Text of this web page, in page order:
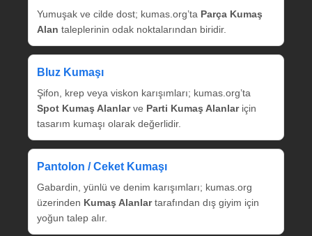
Yumuşak ve cilde dost; kumas.org’ta Parça Kumaş
Alan taleplerinin odak noktalarından biridir.
Bluz Kumaşı
Şifon, krep veya viskon karışımları; kumas.org’ta
Spot Kumaş Alanlarve Parti Kumaş Alanlariçin
tasarım kumaşı olarak değerlidir.
Pantolon / Ceket Kumaşı
Gabardin, yünlü ve denim karışımları; kumas.org
üzerinden Kumaş Alanlartarafından dış giyim için
yoğun talep alır.